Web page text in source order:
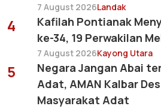
7 August 2026Landak
4
Kafilah Pontianak
ke-34, 19 Perwakilan
7 August 2026Kayong Utara
5
Negara Jangan Abai
Adat, AMAN Kalbar
Masyarakat Adat